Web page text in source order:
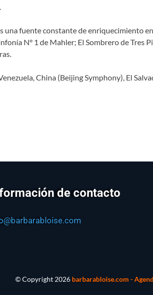
una fuente constante de enriquecimiento
N° 1 de Mahler; El Sombrero de Tres
China (Beijing Symphony), El
de contacto
© Copyright 2026 barbarabloise.com -